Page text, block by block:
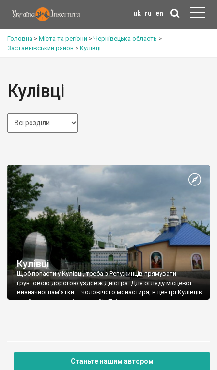
uk ru en
Головна > Міста та регіони > Чернівецька область >
Заставнівський район > Кулівці
Кулівці
Кулівці
Щоб попасти у Кулівці, треба з Репужинців прямувати
ґрунтовою дорогою уздовж Дністра. Для огляду місцевої
визначної пам’ятки – чоловічого монастиря, в центрі Кулівців
треба провенути ліворуч у бік Дністра.
Станьте нашим автором